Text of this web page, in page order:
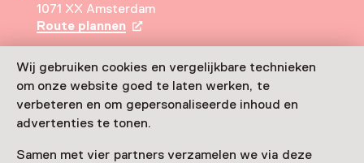
Wij gebruiken cookies en vergelijkbare technieken
om onze website goed te laten werken, te
verbeteren en om gepersonaliseerde inhoud en
advertenties te tonen.
Samen met vier partners verzamelen we via deze
1071 XX Amsterdam
Route plannen Opent in een nieuw tabblad
Vandaag open tot 17:00 uur
Meer openingstijden